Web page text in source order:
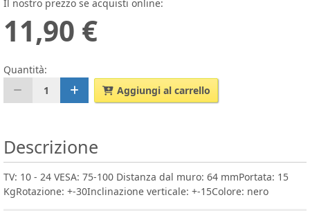
Il nostro prezzo se acquisti online:
11,90 €
Quantità:
1
Aggiungi al carrello
Descrizione
TV: 10 - 24 VESA: 75-100 Distanza dal muro: 64 mmPortata: 15
KgRotazione: +-30Inclinazione verticale: +-15Colore: nero